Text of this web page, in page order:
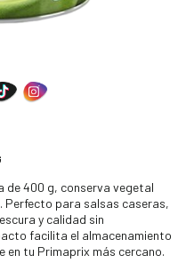
400 g, conserva vegetal
Perfecto para salsas caseras,
y calidad sin
facilita el almacenamiento
en tu Primaprix más cercano.